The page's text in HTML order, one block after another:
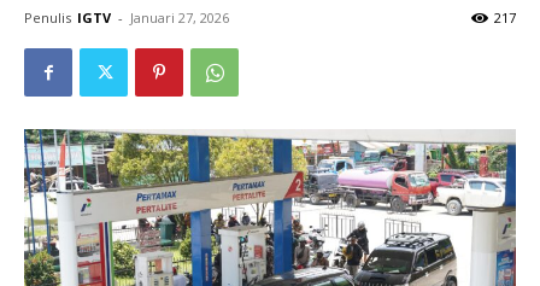
Penulis IGTV - Januari 27, 2026 217